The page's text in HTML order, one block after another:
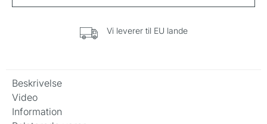
Vi leverer til EU lande
Beskrivelse
Video
Information